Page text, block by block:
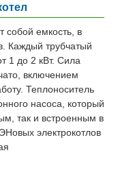
собой емкость, в
Каждый трубчатый
1 до 2 кВт. Сила
включением
Теплоноситель
насоса, который
так и встроенным в
электрокотлов